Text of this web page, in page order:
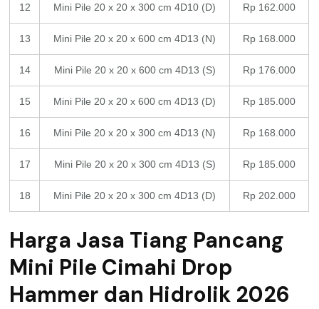
12 Mini Pile 20 x 20 x 300 cm 4D10 (D) Rp 162.000
13 Mini Pile 20 x 20 x 600 cm 4D13 (N) Rp 168.000
14 Mini Pile 20 x 20 x 600 cm 4D13 (S) Rp 176.000
15 Mini Pile 20 x 20 x 600 cm 4D13 (D) Rp 185.000
16 Mini Pile 20 x 20 x 300 cm 4D13 (N) Rp 168.000
17 Mini Pile 20 x 20 x 300 cm 4D13 (S) Rp 185.000
18 Mini Pile 20 x 20 x 300 cm 4D13 (D) Rp 202.000
Harga Jasa Tiang Pancang
Mini Pile Cimahi Drop
Hammer dan Hidrolik 2026